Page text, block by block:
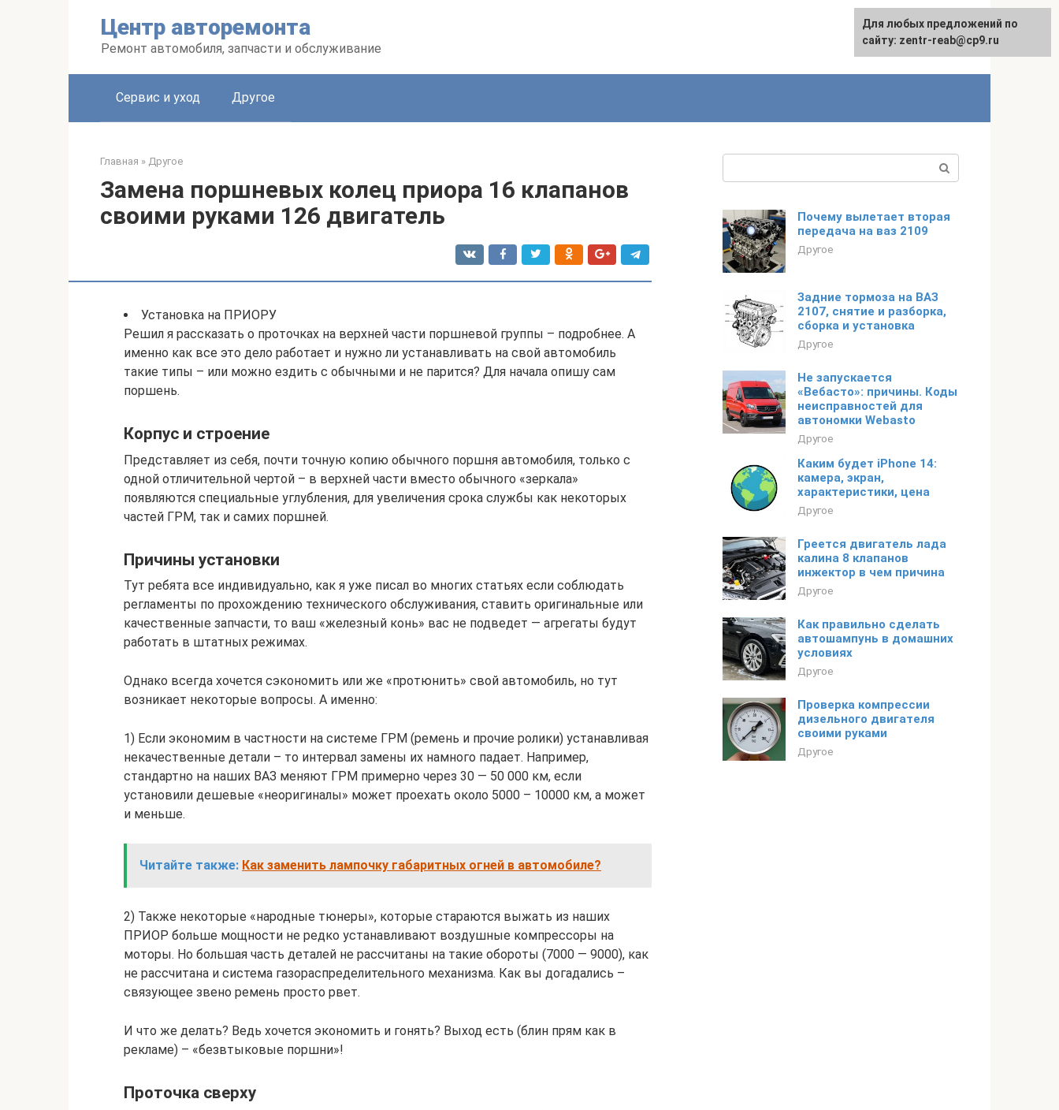
Центр авторемонта
Ремонт автомобиля, запчасти и обслуживание
Сервис и уход Другое
Главная » Другое
Замена поршневых колец приора 16 клапанов
своими руками 126 двигатель
Установка на ПРИОРУ
Решил я рассказать о проточках на верхней части поршневой группы – подробнее. А
именно как все это дело работает и нужно ли устанавливать на свой автомобиль
такие типы – или можно ездить с обычными и не парится? Для начала опишу сам
поршень.
Корпус и строение
Представляет из себя, почти точную копию обычного поршня автомобиля, только с
одной отличительной чертой – в верхней части вместо обычного «зеркала»
появляются специальные углубления, для увеличения срока службы как некоторых
частей ГРМ, так и самих поршней.
Причины установки
Тут ребята все индивидуально, как я уже писал во многих статьях если соблюдать
регламенты по прохождению технического обслуживания, ставить оригинальные или
качественные запчасти, то ваш «железный конь» вас не подведет — агрегаты будут
работать в штатных режимах.
Однако всегда хочется сэкономить или же «протюнить» свой автомобиль, но тут
возникает некоторые вопросы. А именно:
1) Если экономим в частности на системе ГРМ (ремень и прочие ролики) устанавливая
некачественные детали – то интервал замены их намного падает. Например,
стандартно на наших ВАЗ меняют ГРМ примерно через 30 — 50 000 км, если
установили дешевые «неоригиналы» может проехать около 5000 – 10000 км, а может
и меньше.
Читайте также: Как заменить лампочку габаритных огней в автомобиле?
2) Также некоторые «народные тюнеры», которые стараются выжать из наших
ПРИОР больше мощности не редко устанавливают воздушные компрессоры на
моторы. Но большая часть деталей не рассчитаны на такие обороты (7000 — 9000), как
не рассчитана и система газораспределительного механизма. Как вы догадались –
связующее звено ремень просто рвет.
И что же делать? Ведь хочется экономить и гонять? Выход есть (блин прям как в
рекламе) – «безвтыковые поршни»!
Проточка сверху
Почему вылетает вторая
передача на ваз 2109
Другое
Задние тормоза на ВАЗ
2107, снятие и разборка,
сборка и установка
Другое
Не запускается
«Вебасто»: причины. Коды
неисправностей для
автономки Webasto
Другое
Каким будет iPhone 14:
камера, экран,
характеристики, цена
Другое
Греется двигатель лада
калина 8 клапанов
инжектор в чем причина
Другое
Как правильно сделать
автошампунь в домашних
условиях
Другое
Проверка компрессии
дизельного двигателя
своими руками
Другое
Для любых предложений по
сайту: zentr-reab@cp9.ru